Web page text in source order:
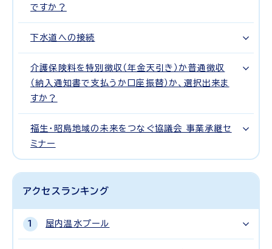
ですか？
下水道への接続
介護保険料を特別徴収（年金天引き）か普通徴収
（納入通知書で支払うか口座振替）か、選択出来ま
すか？
福生・昭島地域の未来をつなぐ協議会 事業承継セ
ミナー
アクセスランキング
屋内温水プール